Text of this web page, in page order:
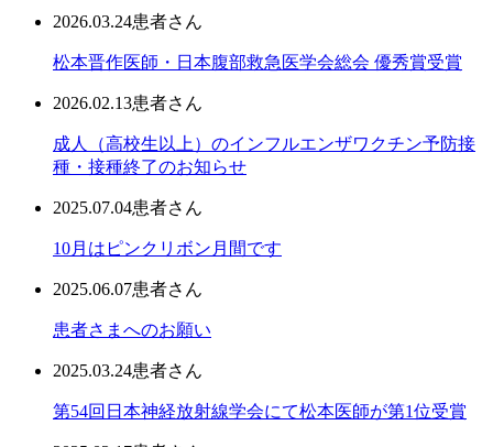
2026.03.24患者さん
松本晋作医師・日本腹部救急医学会総会 優秀賞受賞
2026.02.13患者さん
成人（高校生以上）のインフルエンザワクチン予防接
種・接種終了のお知らせ
2025.07.04患者さん
10月はピンクリボン月間です
2025.06.07患者さん
患者さまへのお願い
2025.03.24患者さん
第54回日本神経放射線学会にて松本医師が第1位受賞